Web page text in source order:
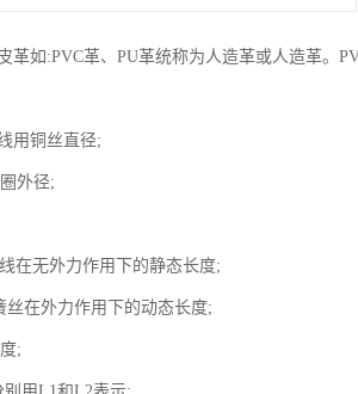
革如:PVC革、PU革统称为人造革或人造革。
用铜丝直径;
外径;
在无外力作用下的静态长度;
在外力作用下的动态长度;
;